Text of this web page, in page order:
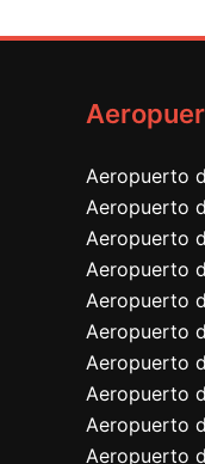
Aeropuerto
Aeropuerto
Aeropuerto
Aeropuerto
Aeropuerto
Aeropuerto
Aeropuerto
Aeropuerto
Aeropuerto
Aeropuerto